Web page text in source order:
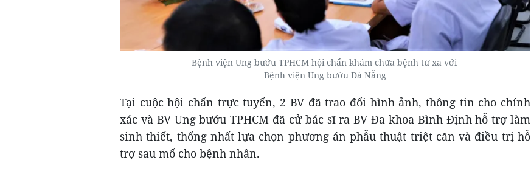
Bệnh viện Ung bướu TPHCM hội chẩn khám chữa bệnh từ xa với
Bệnh viện Ung bướu Đà Nẵng
Tại cuộc hội chẩn trực tuyến, 2 BV đã trao đổi hình ảnh, thông tin cho chính
xác và BV Ung bướu TPHCM đã cử bác sĩ ra BV Đa khoa Bình Định hỗ trợ làm
sinh thiết, thống nhất lựa chọn phương án phẫu thuật triệt căn và điều trị hỗ
trợ sau mổ cho bệnh nhân.